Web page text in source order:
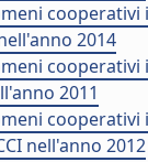
2014
2011
nell'anno 2012